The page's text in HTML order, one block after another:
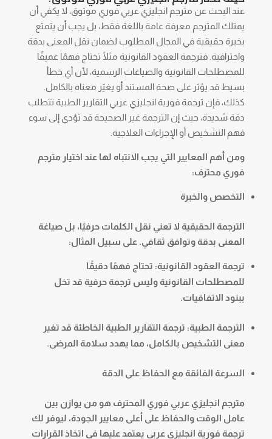
عند البحث عن مترجم انجليزي عربي فوري موثوق، لا يكفي أن
يمتلك المترجم معرفة عامة باللغة فقط، بل يجب أن يتمتع
بخبرة حقيقية في المجال المطلوب لضمان نقل المعنى بدقة
واحترافية. فترجمة العقود القانونية مثلًا تحتاج فهمًا عميقًا
للمصطلحات القانونية والصياغات الرسمية، لأن أي خطأ
بسيط قد يؤثر على صحة المستند أو يغيّر معناه بالكامل.
كذلك، فإن ترجمة فورية انجليزي عربي التقارير الطبية تتطلب
دقة شديدة، حيث إن الترجمة غير الصحيحة قد تؤدي إلى سوء
فهم التشخيص أو الإجراءات العلاجية.
ومن أهم المعايير التي يجب الانتباه لها عند اختيار مترجم
فوري محترف:
التخصص والخبرة
الترجمة الحقيقية لا تعني نقل الكلمات حرفيًا، بل صياغة
المعنى بدقة وتوافق ثقافي. على سبيل المثال:
ترجمة العقود القانونية: تحتاج فهمًا دقيقًا
للمصطلحات القانونية وليس ترجمة حرفية قد تخل
ببنود الاتفاقيات.
الترجمة الطبية: ترجمة التقارير الطبية الخاطئة قد تغير
معنى التشخيص بالكامل، مما يهدد سلامة المرضى.
السرعة الفائقة مع الحفاظ على الدقة
مترجم انجليزي عربي فوري المحترف هو من يوازن بين
عامل الوقت والحفاظ على أعلى معايير الجودة، ليوفر لك
ترجمة فورية انجليزي عربي يعتمد عليها في اتخاذ القرارات